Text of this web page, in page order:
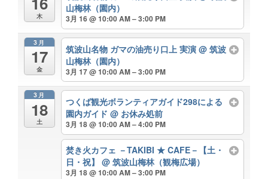
木
山梅林（園内）
3月 16 @ 10:00 AM – 3:00 PM
3月
17
金
筑波山名物 ガマの油売り口上 実演@ 筑波
山梅林（園内）
3月 17 @ 10:00 AM – 3:00 PM
3月
18
土
つくば観光ボランティアガイド298による
園内ガイド@ お休み処前
3月 18 @ 10:00 AM – 4:00 PM
焚き火カフェ －TAKIBI ★ CAFE－【土・
日・祝】@ 筑波山梅林（観梅広場）
3月 18 @ 10:00 AM – 3:00 PM